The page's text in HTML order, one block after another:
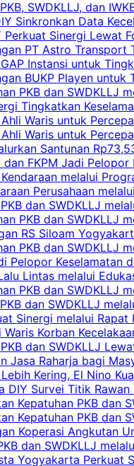
SWDKLLJ, dan
Sinkronkan Data
Sinergi Lewat
PT Astro Transport
Instansi untuk
BUKP Playen untuk
PKB dan SWDKLLJ
Tingkatkan
Waris untuk
Waris untuk
Santunan
FKPM Jadi
melalui
Perusahaan
dan SWDKLLJ
PKB dan SWDKLLJ
RS Siloam
PKB dan SWDKLLJ
Pelopor Keselamatan
Lintas melalui
PKB dan SWDKLLJ
dan SWDKLLJ
Sinergi melalui
Korban
dan SWDKLLJ
Jasa Raharja bagi
Kering, El Nino
DIY Survei Titik
Kepatuhan PKB dan
Kepatuhan PKB dan
Koperasi Angkutan
dan SWDKLLJ
Yogyakarta Perkuat